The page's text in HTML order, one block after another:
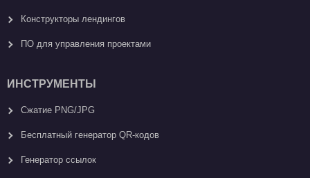
Конструкторы лендингов
ПО для управления проектами
ИНСТРУМЕНТЫ
Сжатие PNG/JPG
Бесплатный генератор QR-кодов
Генератор ссылок